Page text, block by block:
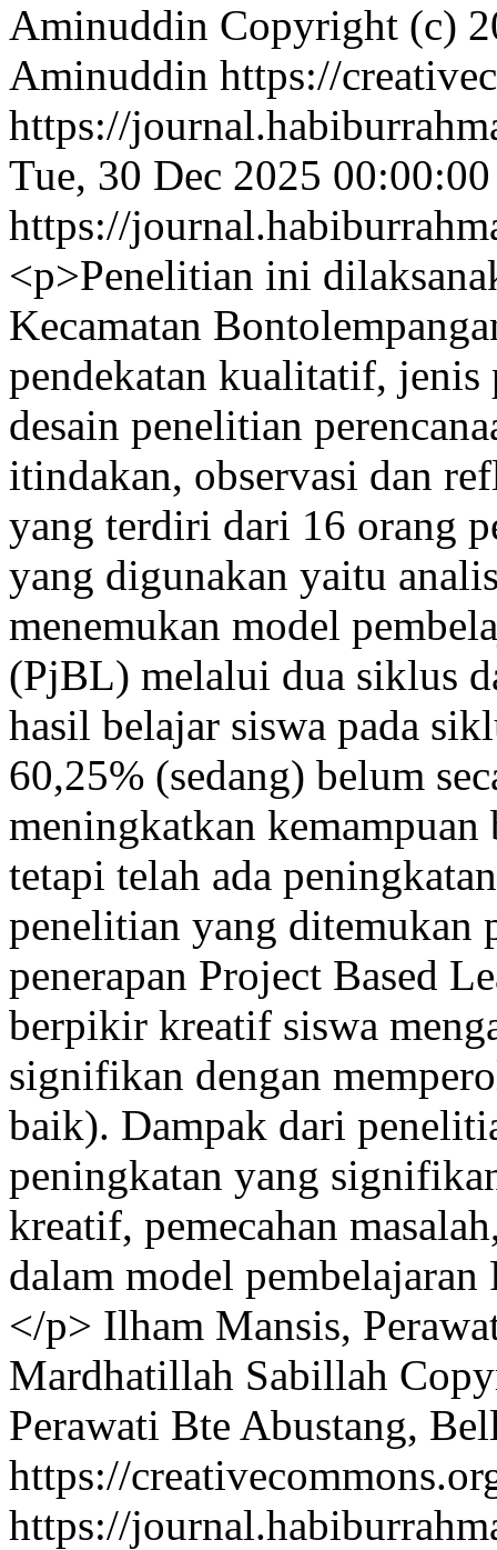
Aminuddin Copyright (c)
Aminuddin https://
https://
Tue, 30 Dec 2025
https://
<p>Penelitian ini
Kecamatan
pendekatan kualitatif, jenis
desain penelitian
itindakan, observasi dan
yang terdiri dari 16 orang
yang digunakan yaitu
menemukan model
(PjBL) melalui dua siklus
hasil belajar siswa pada
60,25% (sedang) belum
meningkatkan
tetapi telah ada
penelitian yang ditemukan
penerapan Project Based
berpikir kreatif siswa
signifikan dengan
baik). Dampak dari
peningkatan yang
kreatif, pemecahan
dalam model
</p> Ilham Mansis,
Mardhatillah Sabillah
Perawati Bte Abustang,
https://
https://